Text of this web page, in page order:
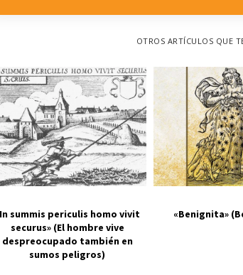
OTROS ARTÍCULOS QUE
summis periculis homo vivit
securus» (El hombre vive
despreocupado también en
sumos peligros)
«Benignita»